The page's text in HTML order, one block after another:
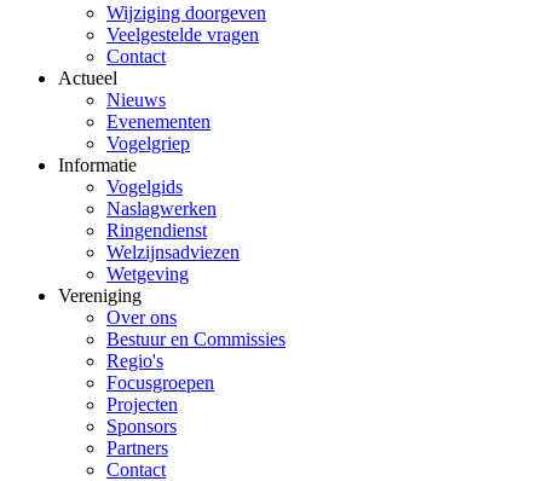
Wijziging doorgeven
Veelgestelde vragen
Contact
Actueel
Nieuws
Evenementen
Vogelgriep
Informatie
Vogelgids
Naslagwerken
Ringendienst
Welzijnsadviezen
Wetgeving
Vereniging
Over ons
Bestuur en Commissies
Regio's
Focusgroepen
Projecten
Sponsors
Partners
Contact